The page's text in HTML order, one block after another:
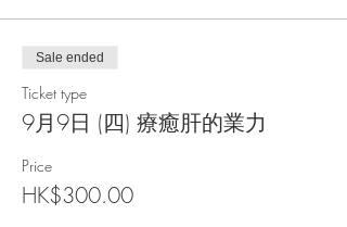
這6星期的工作坊
強化我們跟內在的覺察力
8月26日 (四) 打開身體的覺知
9月2日 (四) 擴展心肺
Sale ended
Ticket type
9月9日 (四) 療癒肝的業力
Price
HK$300.00